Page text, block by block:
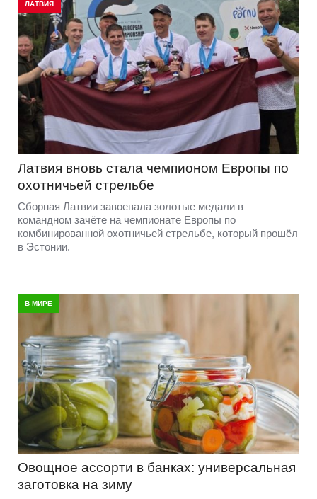
ЛАТВИЯ
Латвия вновь стала чемпионом Европы по
охотничьей стрельбе
Сборная Латвии завоевала золотые медали в
командном зачёте на чемпионате Европы по
комбинированной охотничьей стрельбе, который прошёл
в Эстонии.
В МИРЕ
Овощное ассорти в банках: универсальная
заготовка на зиму